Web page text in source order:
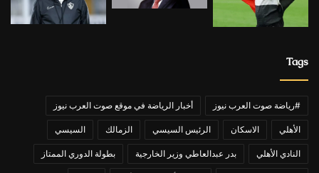
Tags
#رياضة صوت العرب نيوز أخبار الرياضة في موقع صوت العرب نيوز
الأهلي الاسكان الرئيس السيسي الزمالك السيسي
النادي الأهلي بدر عبدالعاطي وزير الخارجية بطولة الدوري الممتاز